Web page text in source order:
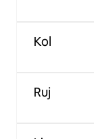
Kol
Ruj